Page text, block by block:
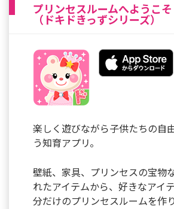
プリンセスルームへようこそ
（ドキドきっずシリーズ）
楽しく遊びながら子供たちの自
う知育アプリ。
壁紙、家具、プリンセスの宝物
れたアイテムから、好きなアイ
分だけのプリンセスルームを作り